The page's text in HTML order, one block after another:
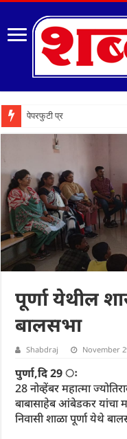
पेपरफुटी प्रकरणी तक्रारदार
पूर्णा येथील
बालसभा
Shabdraj November
पुर्णा,दि 29 ः
28 नोव्हेंबर महात्मा
बाबासाहेब आंबेडकर यांचा
निवासी शाळा पूर्णा येथे